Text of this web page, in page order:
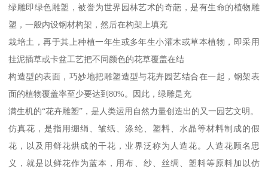
绿雕即绿色雕塑，被誉为世界园林艺术的奇葩，是有生命的植物雕
塑，一般内设钢材构架，然后在构架上填充
栽培土，再于其上种植一年生或多年生小灌木或草本植物，即采用
挂泥插草或卡盆工艺把不同颜色的花草覆盖在结
构造型的表面，巧妙地把雕塑造型与花卉园艺结合在一起，钢架表
面的植物覆盖率至少要达到80%。因此，绿雕是充
满生机的“花卉雕塑”，是人类运用自然力量创造出的又一园艺文明。
仿真花，是指用绷绢、皱纸、涤纶、塑料、水晶等材料制成的假
花，以及用鲜花烘成的干花，业界泛称为人造花。人造花顾名思
义，就是以鲜花作为蓝本，用布、纱、丝绸、塑料等原料加以仿